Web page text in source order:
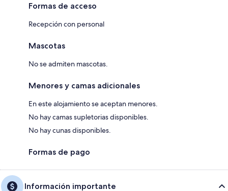
Formas de acceso
Recepción con personal
Mascotas
No se admiten mascotas.
Menores y camas adicionales
En este alojamiento se aceptan menores.
No hay camas supletorias disponibles.
No hay cunas disponibles.
Formas de pago
Información importante